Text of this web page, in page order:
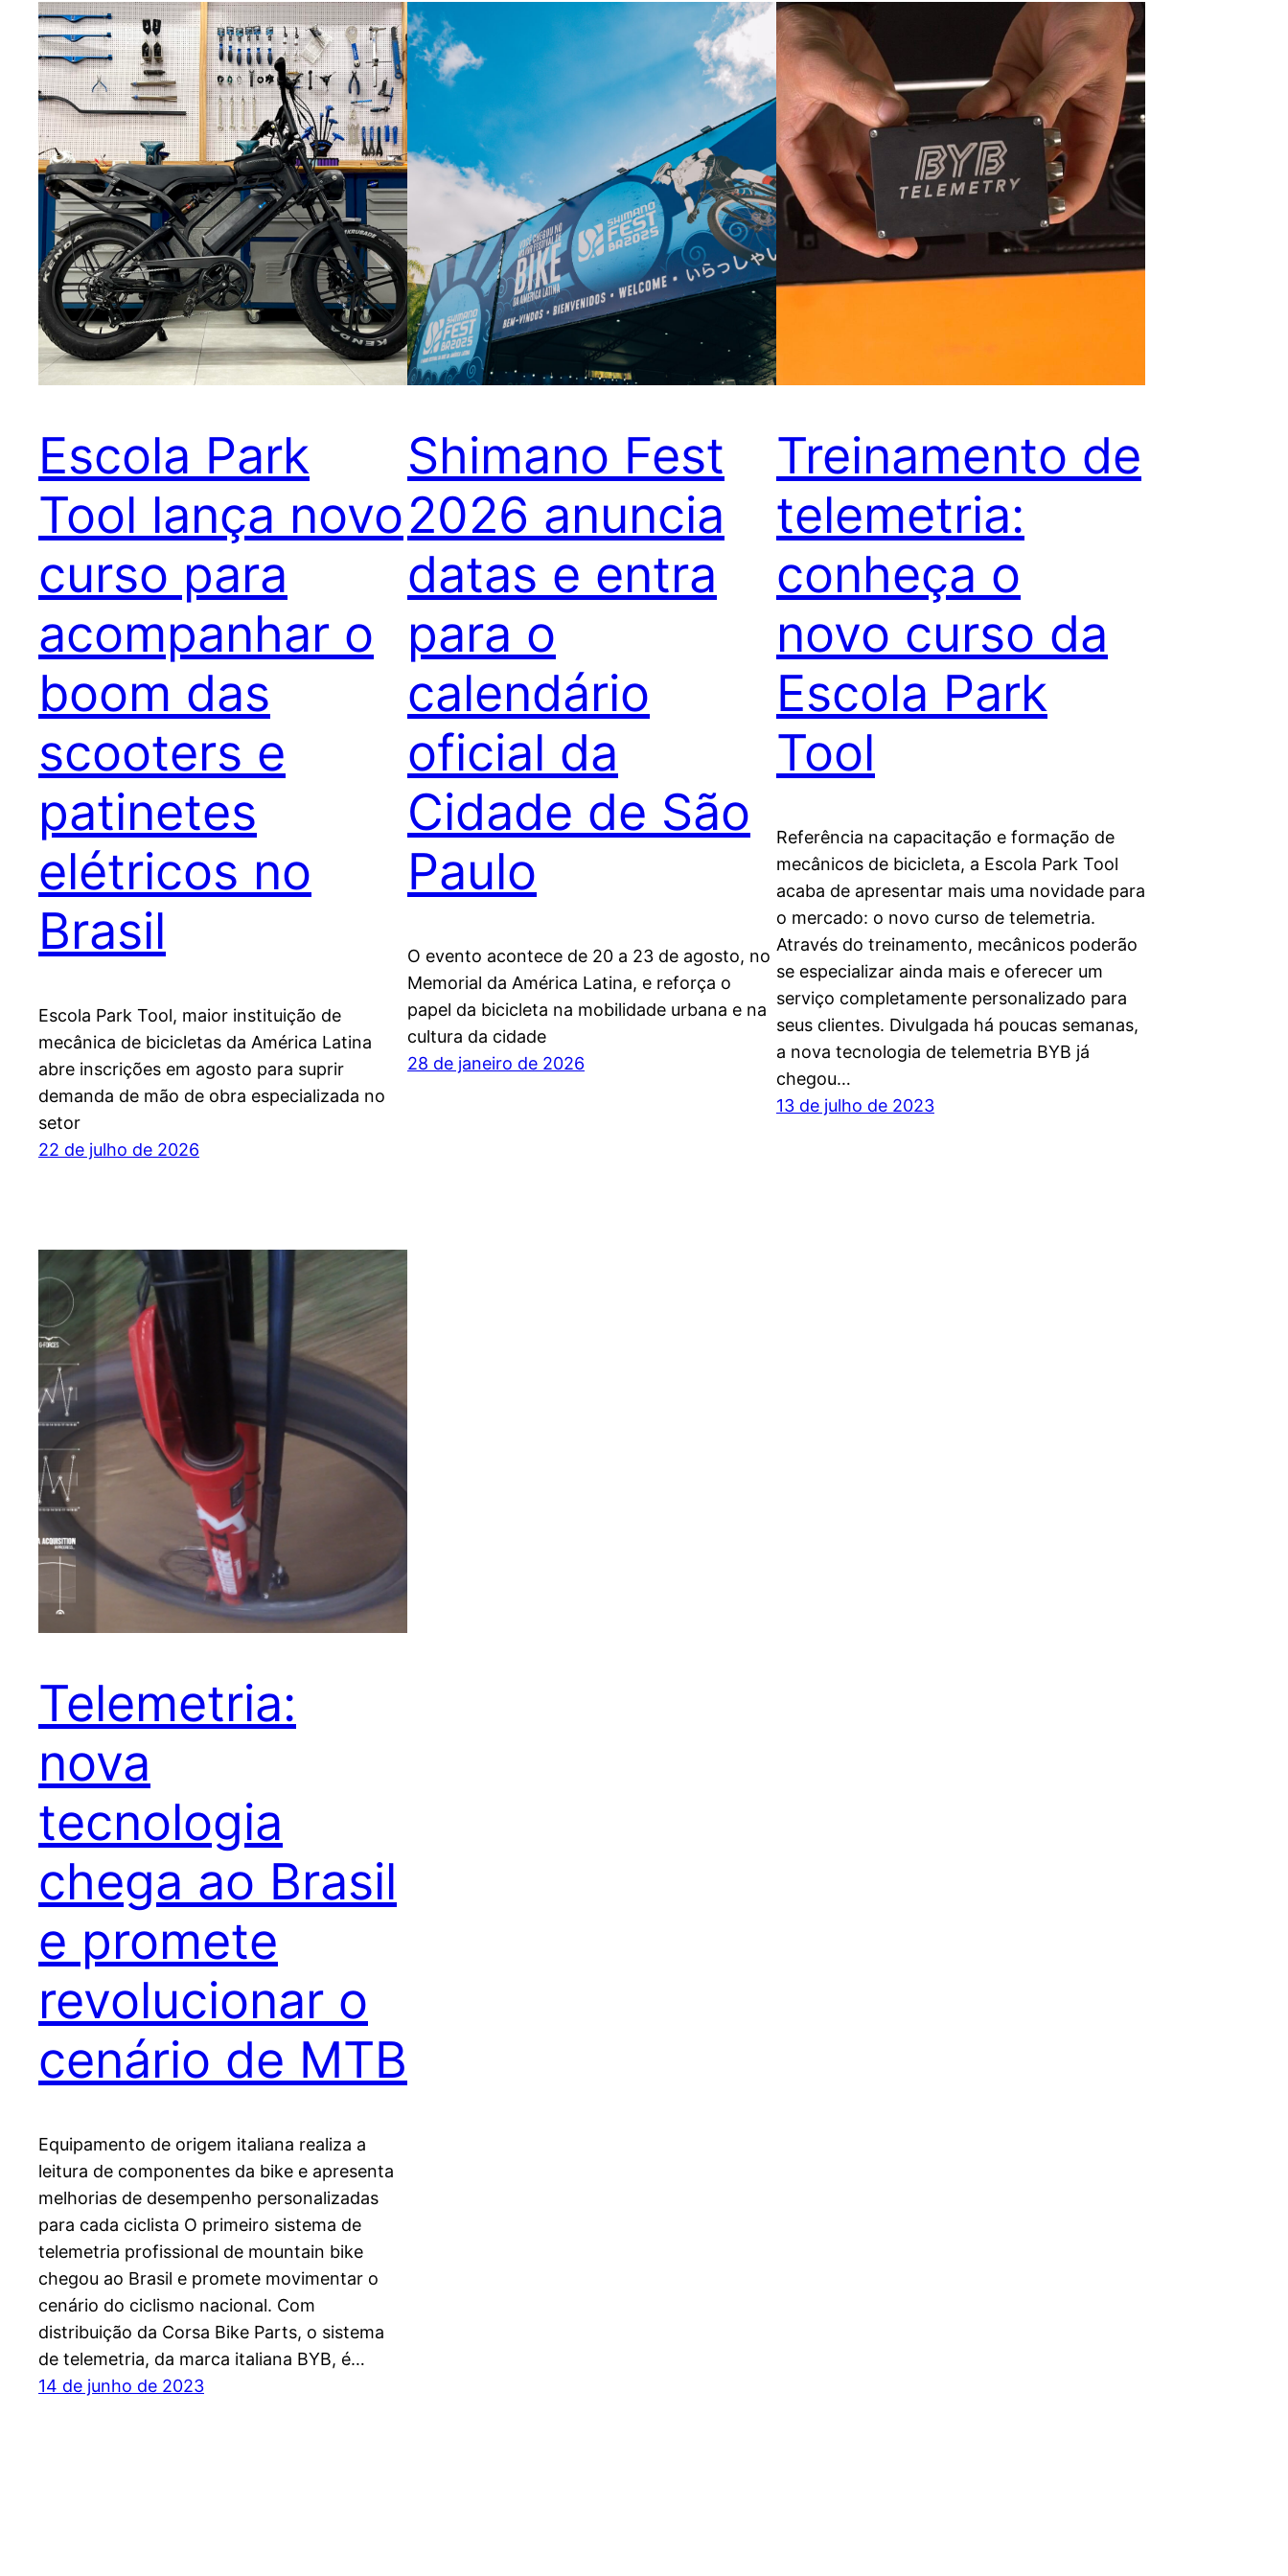
Escola Park
Tool lança novo
curso para
acompanhar o
boom das
scooters e
patinetes
elétricos no
Brasil
Escola Park Tool, maior instituição de
mecânica de bicicletas da América Latina
abre inscrições em agosto para suprir
demanda de mão de obra especializada no
setor
22 de julho de 2026
Shimano Fest
2026 anuncia
datas e entra
para o
calendário
oficial da
Cidade de São
Paulo
O evento acontece de 20 a 23 de agosto, no
Memorial da América Latina, e reforça o
papel da bicicleta na mobilidade urbana e na
cultura da cidade
28 de janeiro de 2026
Treinamento de
telemetria:
conheça o
novo curso da
Escola Park
Tool
Referência na capacitação e formação de
mecânicos de bicicleta, a Escola Park Tool
acaba de apresentar mais uma novidade para
o mercado: o novo curso de telemetria.
Através do treinamento, mecânicos poderão
se especializar ainda mais e oferecer um
serviço completamente personalizado para
seus clientes. Divulgada há poucas semanas,
a nova tecnologia de telemetria BYB já
chegou…
13 de julho de 2023
Telemetria:
nova
tecnologia
chega ao Brasil
e promete
revolucionar o
cenário de MTB
Equipamento de origem italiana realiza a
leitura de componentes da bike e apresenta
melhorias de desempenho personalizadas
para cada ciclista O primeiro sistema de
telemetria profissional de mountain bike
chegou ao Brasil e promete movimentar o
cenário do ciclismo nacional. Com
distribuição da Corsa Bike Parts, o sistema
de telemetria, da marca italiana BYB, é…
14 de junho de 2023